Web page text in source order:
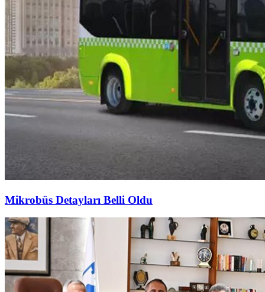
Mikrobüs Detayları Belli Oldu